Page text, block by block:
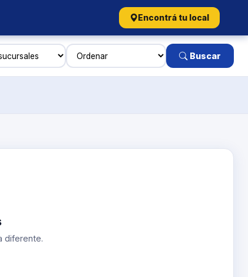
Encontrá tu local
Buscar
diferente.